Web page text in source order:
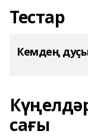
Тестар
Кемдең
сағы